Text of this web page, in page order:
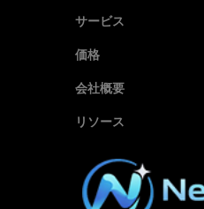
サービス
価格
会社概要
リソース